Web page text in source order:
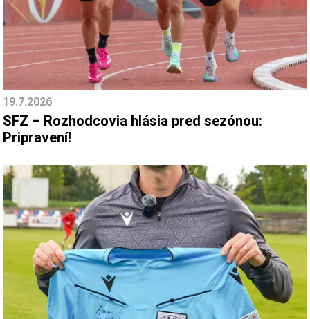
19.7.2026
SFZ – Rozhodcovia hlásia pred sezónou:
Pripravení!